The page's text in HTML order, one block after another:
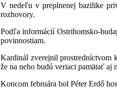
V nedeľu v preplnenej bazilike
rozhovory.
Podľa informácií Ostrihomsko-
povinnostiam.
Kardinál zverejnil prostredníctvom
že na neho budú veriaci pamätať aj
Koncom februára bol Péter Erdő